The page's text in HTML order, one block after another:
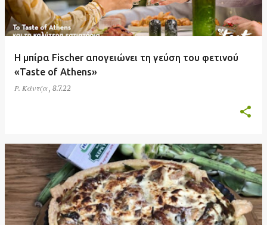
Η μπίρα Fischer απογειώνει τη γεύση του φετινού
«Taste of Athens»
Ρ. Κάντζα , 8.7.22